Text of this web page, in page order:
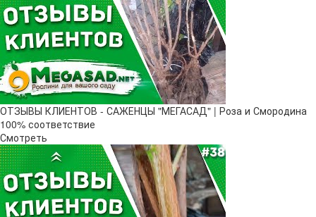
ОТЗЫВЫ КЛИЕНТОВ - САЖЕНЦЫ "МЕГАСАД" | Роза и Смородина
100% соответствие
Смотреть